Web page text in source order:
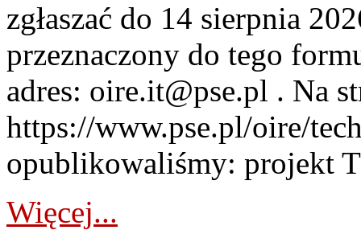
zgłaszać do 14 sierpnia
przeznaczony do tego
adres: oire.it@pse.pl . Na
https://www.pse.pl/oire/
opublikowaliśmy: projekt
Więcej...